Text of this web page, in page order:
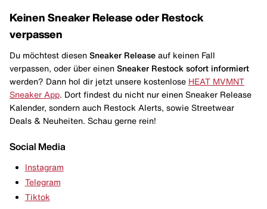
Keinen Sneaker Release oder Restock
verpassen
Du möchtest diesen Sneaker Release auf keinen Fall
verpassen, oder über einen Sneaker Restock sofort informiert
werden? Dann hol dir jetzt unsere kostenlose HEAT MVMNT
Sneaker App . Dort findest du nicht nur einen Sneaker Release
Kalender, sondern auch Restock Alerts, sowie Streetwear
Deals & Neuheiten. Schau gerne rein!
Social Media
Instagram
Telegram
Tiktok